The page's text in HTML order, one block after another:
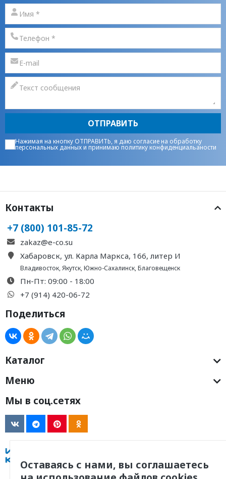
ОТПРАВИТЬ
Нажимая на кнопку ОТПРАВИТЬ, я даю согласие на обработку
персональных данныхи принимаюполитику конфиденциальаности
Контакты
+7 (800) 101-85-72
zakaz@e-co.su
Хабаровск, ул. Карла Маркса, 166, литер И
Владивосток,Якутск,Южно-Сахалинск,Благовещенск
Пн-Пт: 09:00 - 18:00
+7 (914) 420-06-72
Поделиться
Каталог
Меню
Мы в соц.сетях
Оставаясь с нами, вы соглашаетесь